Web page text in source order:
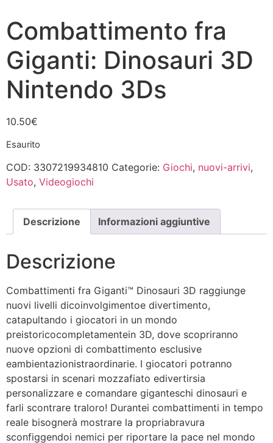
Combattimento fra
Giganti: Dinosauri 3D
Nintendo 3Ds
10.50€
Esaurito
COD: 3307219934810 Categorie: Giochi, nuovi-arrivi,
Usato, Videogiochi
Descrizione Informazioni aggiuntive
Descrizione
Combattimenti fra Giganti™ Dinosauri 3D raggiunge
nuovi livelli dicoinvolgimentoe divertimento,
catapultando i giocatori in un mondo
preistoricocompletamentein 3D, dove scopriranno
nuove opzioni di combattimento esclusive
eambientazionistraordinarie. I giocatori potranno
spostarsi in scenari mozzafiato edivertirsia
personalizzare e comandare giganteschi dinosauri e
farli scontrare traloro! Durantei combattimenti in tempo
reale bisognerà mostrare la propriabravura
sconfiggendoi nemici per riportare la pace nel mondo